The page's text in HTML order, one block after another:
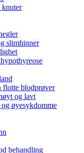
knuter
slimhinner
flotte blodprøver
og lavt
øyesykdomme
behandling